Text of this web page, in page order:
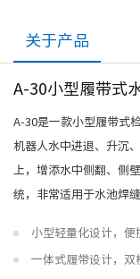
关于产品
A-30小型履带式
A-30是一款小型履带式
机器人水中进退、升沉
上，增添水中侧翻、侧
统，非常适用于水池焊
小型轻量化设计，便
一体式履带设计，双